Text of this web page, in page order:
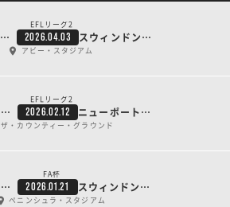
EFLリーグ2
ケンブリッジ・ユナイテッド 2026.04.03 スウィンドン・タウン
アビー・スタジアム
EFLリーグ2
スウィンドン・タウン 2026.02.12 ニューポート・カウンティ
ザ・カウンティー・グラウンド
FA杯
サルフォード・シティ 2026.01.21 スウィンドン・タウン
ペニンシュラ・スタジアム